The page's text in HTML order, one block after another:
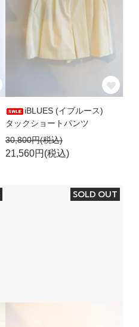
iBLUES (イブルース)
タックショートパンツ
30,800円(税込)
21,560円(税込)
SOLD OUT